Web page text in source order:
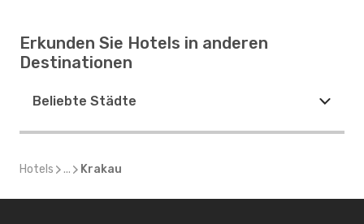
Erkunden Sie Hotels in anderen
Destinationen
Beliebte Städte
Hotels ... Krakau